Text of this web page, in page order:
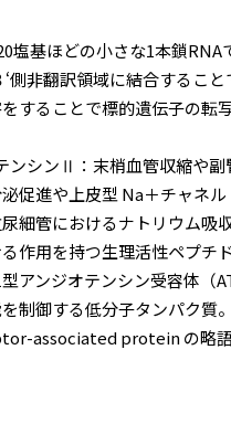
塩基ほどの小さな1本鎖RNA
側非翻訳領域に結合するこ
することで標的遺伝子の転
ンシンⅡ：末梢血管収縮や副
促進や上皮型 Na＋チャネ
細管におけるナトリウム吸
作用を持つ生理活性ペプチド
型アンジオテンシン受容体（
を制御する低分子タンパク
associated protein の略語